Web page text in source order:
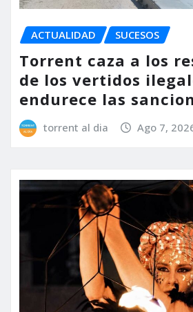
ACTUALIDAD SUCESOS
Torrent caza a los
de los vertidos
endurece las
torrent al dia Ago 7,